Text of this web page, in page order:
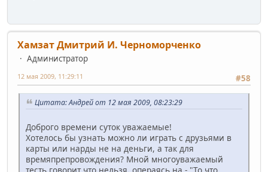
Хамзат Дмитрий И. Черноморченко
Администратор
#58
12 мая 2009, 11:29:11
Цитата: Андрей от 12 мая 2009, 08:23:29
Доброго времени суток уважаемые!
Хотелось бы узнать можно ли играть с друзьями в
карты или нарды не на деньги, а так для
времяпрепровождения? Мной многоуважаемый